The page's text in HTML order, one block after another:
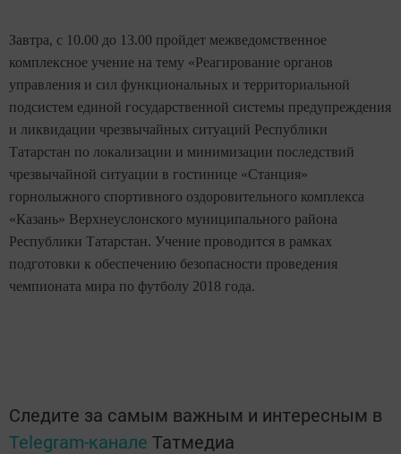
Завтра, с 10.00 до 13.00 пройдет межведомственное
комплексное учение на тему «Реагирование органов
управления и сил функциональных и территориальной
подсистем единой государственной системы предупреждения
и ликвидации чрезвычайных ситуаций Республики
Татарстан по локализации и минимизации последствий
чрезвычайной ситуации в гостинице «Станция»
горнолыжного спортивного оздоровительного комплекса
«Казань» Верхнеуслонского муниципального района
Республики Татарстан. Учение проводится в рамках
подготовки к обеспечению безопасности проведения
чемпионата мира по футболу 2018 года.
Следите за самым важным и интересным в
Telegram-канале Татмедиа